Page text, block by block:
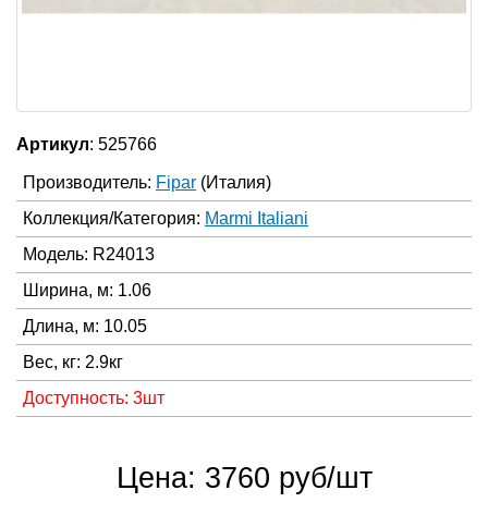
Артикул: 525766
Производитель: Fipar (Италия)
Коллекция/Категория: Marmi Italiani
Модель: R24013
Ширина, м: 1.06
Длина, м: 10.05
Вес, кг: 2.9кг
Доступность: 3шт
Цена: 3760 руб/шт